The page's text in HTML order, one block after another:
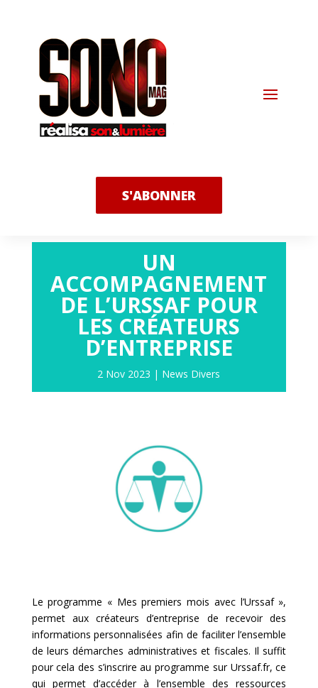
S'ABONNER
UN
ACCOMPAGNEMENT
DE L’URSSAF POUR
LES CRÉATEURS
D’ENTREPRISE
2 Nov 2023 | News Divers
Le programme « Mes premiers mois avec l’Urssaf »,
permet aux créateurs d’entreprise de recevoir des
informations personnalisées afin de faciliter l’ensemble
de leurs démarches administratives et fiscales. Il suffit
pour cela des s’inscrire au programme sur Urssaf.fr, ce
qui permet d’accéder à l’ensemble des ressources